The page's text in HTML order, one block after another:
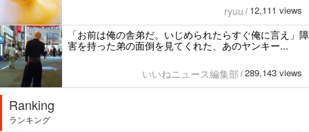
ryuu / 12,111 views
「お前は俺の舎弟だ。いじめられたらすぐ俺に言え」障
害を持った弟の面倒を見てくれた、あのヤンキー...
いいねニュース編集部 / 289,143 views
Ranking
ランキング